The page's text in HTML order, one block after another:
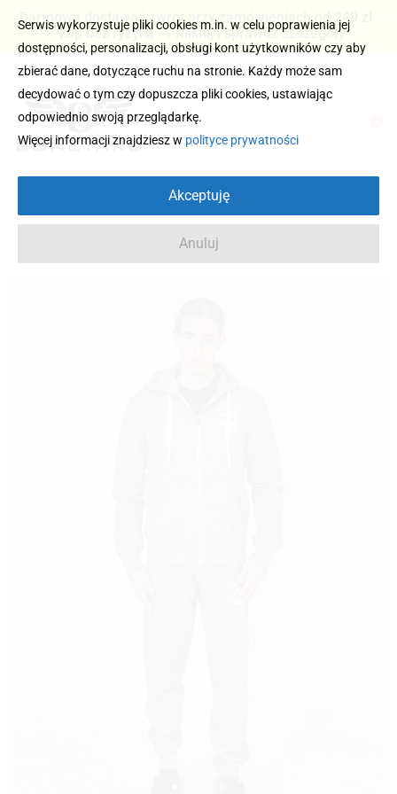
Darmowa dostawa i zwrot przy zamówieniach od 249 zł
– kup bez ryzyka → Kliknij i sprawdź szczegóły
Serwis wykorzystuje pliki cookies m.in. w celu poprawienia jej
dostępności, personalizacji, obsługi kont użytkowników czy aby
zbierać dane, dotyczące ruchu na stronie. Każdy może sam
decydować o tym czy dopuszcza pliki cookies, ustawiając
odpowiednio swoją przeglądarkę.
Więcej informacji znajdziesz w polityce prywatności
Akceptuję
Anuluj